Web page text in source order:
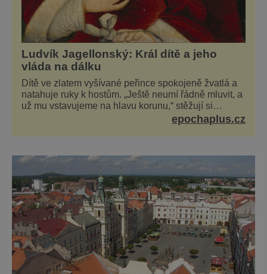
Ludvík Jagellonský: Král dítě a jeho
vláda na dálku
Dítě ve zlatem vyšívané peřince spokojeně žvatlá a
natahuje ruky k hostům. „Ještě neumí řádně mluvit, a
už mu vstavujeme na hlavu korunu,“ stěžují si
současníci, pro které je k neuvěření, že droboučký
princ se dnes stal králem. Otázka za milion, na niž by
epochaplus.cz